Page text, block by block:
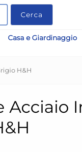
Cerca
Casa e Giardinaggio
H&H
Acciaio